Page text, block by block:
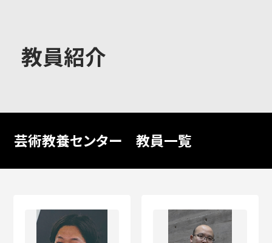
教育・社会連携
教員紹介
芸術教養センター 教員一覧